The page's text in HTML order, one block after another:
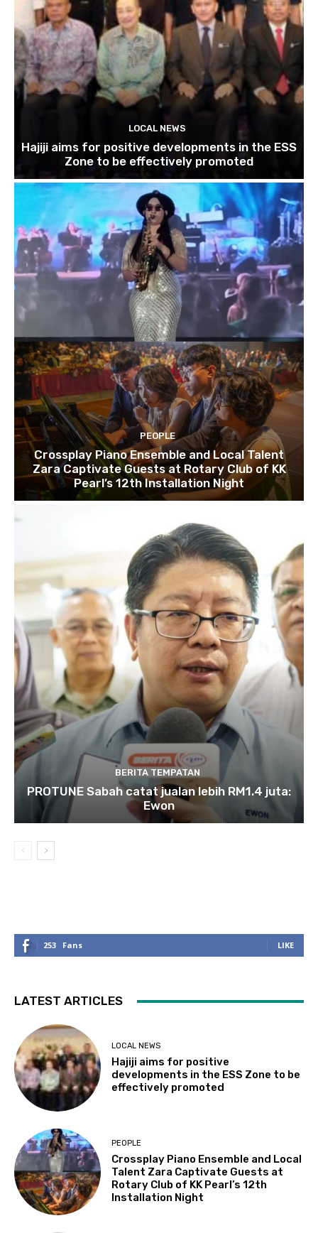
LOCAL NEWS
Hajiji aims for positive developments in the ESS
Zone to be effectively promoted
PEOPLE
Crossplay Piano Ensemble and Local Talent
Zara Captivate Guests at Rotary Club of KK
Pearl’s 12th Installation Night
BERITA TEMPATAN
PROTUNE Sabah catat jualan lebih RM1.4 juta:
Ewon
253 Fans LIKE
LATEST ARTICLES
LOCAL NEWS
Hajiji aims for positive
developments in the ESS Zone to be
effectively promoted
PEOPLE
Crossplay Piano Ensemble and Local
Talent Zara Captivate Guests at
Rotary Club of KK Pearl’s 12th
Installation Night